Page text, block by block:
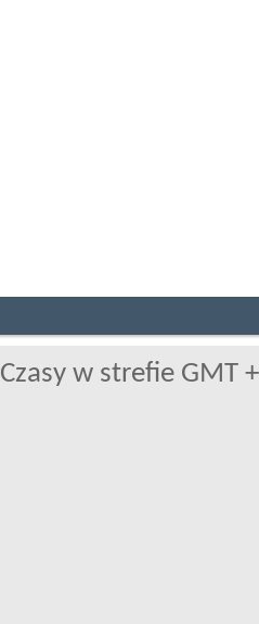
Czasy w strefie GMT